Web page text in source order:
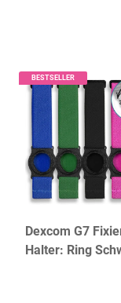
BESTSELLER
Dexcom G7
Halter: Ring